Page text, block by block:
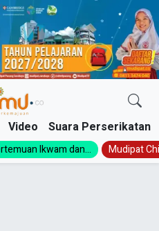
Video Suara Perserikatan
Ikwam dan... Mudipat